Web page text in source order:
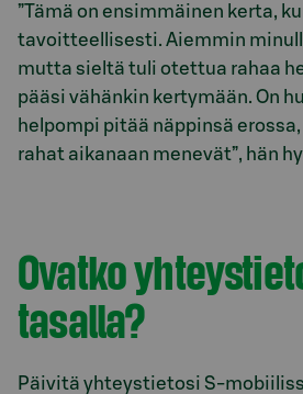
”Tämä on ensimmäinen kerta,
tavoitteellisesti. Aiemmin
mutta sieltä tuli otettua rahaa
pääsi vähänkin kertymään. On
helpompi pitää näppinsä
rahat aikanaan menevät”, hän
Ovatko
tasalla?
Päivitä yhteystietosi S-